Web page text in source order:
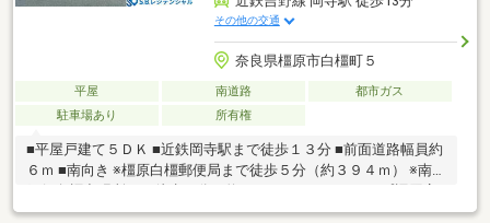
その他の交通
奈良県橿原市白橿町５
平屋 南道路
都市ガス
駐車場あり
所有権
■平屋戸建て５ＤＫ ■近鉄岡寺駅まで徒歩１３分 ■前面道路幅員約
６ｍ ■南向き ※橿原白橿郵便局まで徒歩５分（約３９４ｍ） ※南都
まで徒歩７分（約４９０ｍ） ※ファミリーマート橿原見瀬町店ま